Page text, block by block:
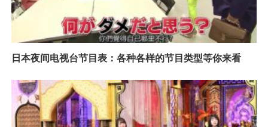
日本夜间电视台节目表：各种各样的节目类型等你来看